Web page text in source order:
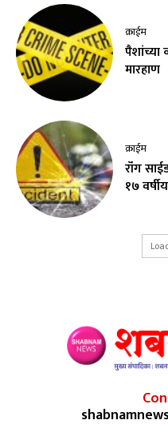
क्राईम
पैशांच्या
मारहाण
क्राईम
रॉंग
१७